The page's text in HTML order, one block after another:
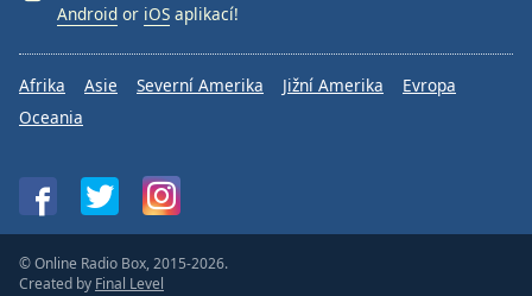
Android or iOS aplikací!
Afrika Asie Severní Amerika Jižní Amerika
Evropa
Oceania
© Online Radio Box, 2015-2026.
Created by Final Level